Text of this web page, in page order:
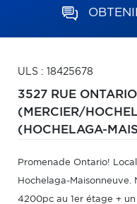
ULS : 18425678
3527 RUE
(MERCIER/
(HOCHELAGA-
Promenade Ontario!
Hochelaga-Maisonneuve.
4200pc au 1er étage +